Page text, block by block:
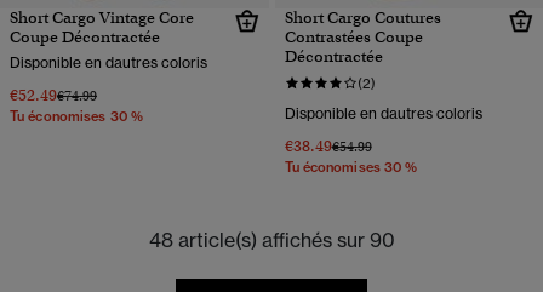
Short Cargo Vintage Core
Coupe Décontractée
Disponible en dautres coloris
€52.49Prix réduit de
€74.99à
Tu économises 30 %
Short Cargo Coutures
Contrastées Coupe
Décontractée
(2)
Disponible en dautres coloris
€38.49Prix réduit de
€54.99à
Tu économises 30 %
48 article(s) affichés sur 90